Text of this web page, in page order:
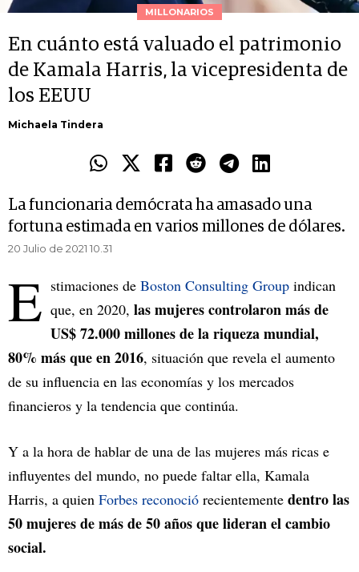
MILLONARIOS
En cuánto está valuado el patrimonio
de Kamala Harris, la vicepresidenta de
los EEUU
Michaela Tindera
La funcionaria demócrata ha amasado una
fortuna estimada en varios millones de dólares.
20 Julio de 2021 10.31
E stimaciones de Boston Consulting Group indican
que, en 2020, las mujeres controlaron más de
US$ 72.000 millones de la riqueza mundial,
80% más que en 2016, situación que revela el aumento
de su influencia en las economías y los mercados
financieros y la tendencia que continúa.
Y a la hora de hablar de una de las mujeres más ricas e
influyentes del mundo, no puede faltar ella, Kamala
Harris, a quien Forbes reconoció recientemente dentro las
50 mujeres de más de 50 años que lideran el cambio
social.